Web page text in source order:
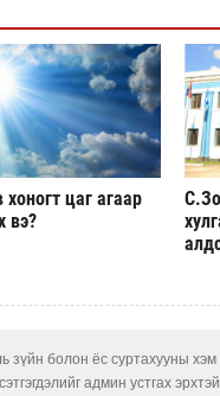
цаг агаар
вэ?
болон ёс суртахууны хэм
админ устгах